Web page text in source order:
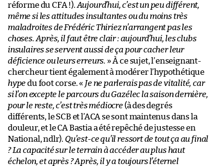
réforme du CFA !). Aujourd’hui, c’est un peu différent,
même si les attitudes insultantes ou du moins très
maladroites de Frédéric Thiriez n’arrangent pas les
choses. Après, il faut être clair : aujourd’hui, les clubs
insulaires se servent aussi de ça pour cacher leur
déficience ou leurs erreurs. » À ce sujet, l’enseignant-
chercheur tient également à modérer l’hypothétique
hypedu foot corse. « Je ne parlerais pas de vitalité, car
si l’on excepte le parcours du Gazélec la saison dernière,
pour le reste, c’est très médiocre(à des degrés
différents, le SCB et l’ACA se sont maintenus dans la
douleur, et le CA Bastia a été repêché de justesse en
National, ndlr). Qu’est-ce qu’il ressort de tout ça au final
? La capacité sur le terrain à accéder au plus haut
échelon, et après ? Après, il y a toujours l’éternel